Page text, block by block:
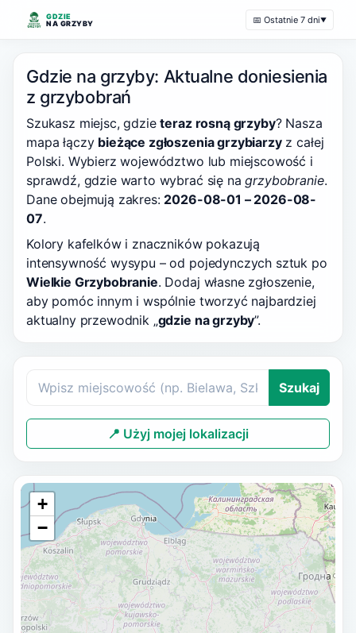
GDZIE
NA GRZYBY
📅 Ostatnie 7 dni▼
Gdzie na grzyby: Aktualne doniesienia
z grzybobrań
Szukasz miejsc, gdzieteraz rosną grzyby? Nasza
mapa łączy bieżące zgłoszenia grzybiarzyz całej
Polski. Wybierz województwo lub miejscowość i
sprawdź, gdzie warto wybrać się nagrzybobranie.
Dane obejmują zakres: 2026-08-01 – 2026-08-
07.
Kolory kafelków i znaczników pokazują
intensywność wysypu – od pojedynczych sztuk po
Wielkie Grzybobranie. Dodaj własne zgłoszenie,
aby pomóc innym i wspólnie tworzyć najbardziej
aktualny przewodnik „gdzie na grzyby”.
Szukaj
📍 Użyj mojej lokalizacji
+
−